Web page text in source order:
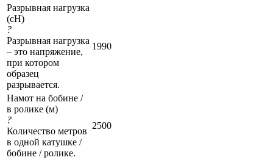
Разрывная нагрузка
(сН)
?
Разрывная нагрузка
– это напряжение,
при котором
образец
разрывается.
1990
Намот на бобине /
в ролике (м)
?
Количество метров
в одной катушке /
бобине / ролике.
2500